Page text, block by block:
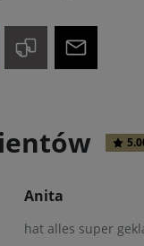
Anita
hat alles super